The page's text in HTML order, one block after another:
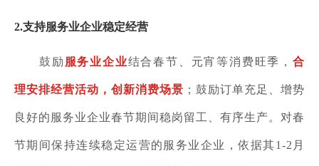
2.支持服务业企业稳定经营
鼓励 服务业企业结合春节、元宵等消费旺季，合
理安排经营活动，创新消费场景 ；鼓励订单充足、增势
良好的服务业企业春节期间稳岗留工、有序生产。对春
节期间保持连续稳定运营的服务业企业，依据其1-2 月